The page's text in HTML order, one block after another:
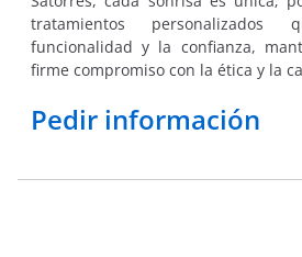
tratamientos personalizados
funcionalidad y la confianza,
firme compromiso con la ética y la
Pedir información